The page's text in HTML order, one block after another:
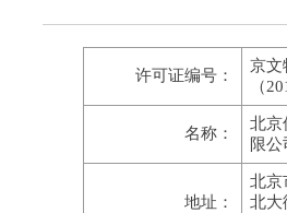
许可证编号：
京文
（
名称：
北京
限公
地址：
北京
北大